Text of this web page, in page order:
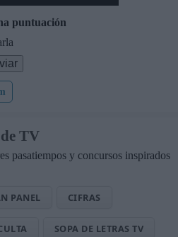
puntuación
TV
pasatiempos y concursos inspirados
PANEL CIFRAS
SOPA DE LETRAS TV